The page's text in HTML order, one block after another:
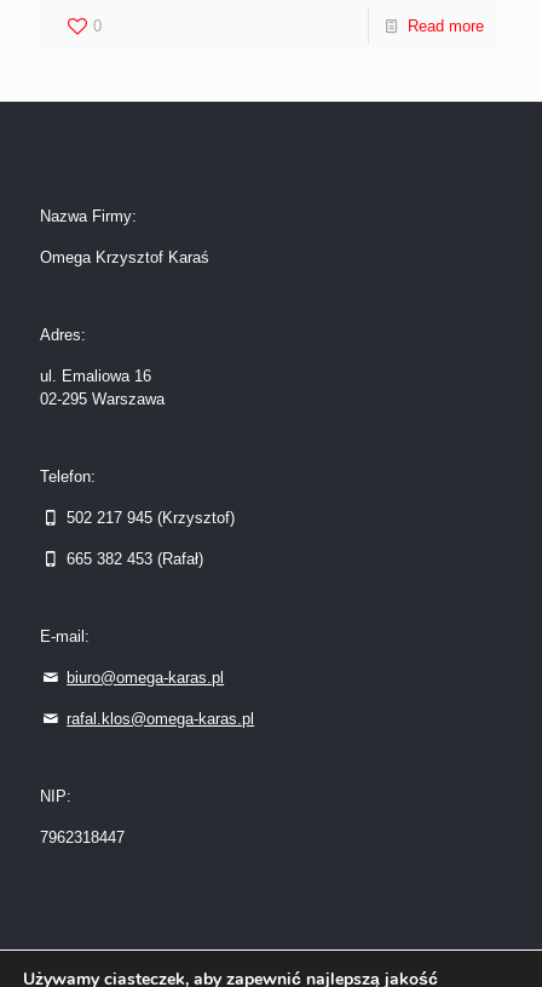
0 Read more
Nazwa Firmy:
Omega Krzysztof Karaś
Adres:
ul. Emaliowa 16
02-295 Warszawa
Telefon:
502 217 945 (Krzysztof)
665 382 453 (Rafał)
E-mail:
biuro@omega-karas.pl
rafal.klos@omega-karas.pl
NIP:
7962318447
Używamy ciasteczek, aby zapewnić najlepszą jakość